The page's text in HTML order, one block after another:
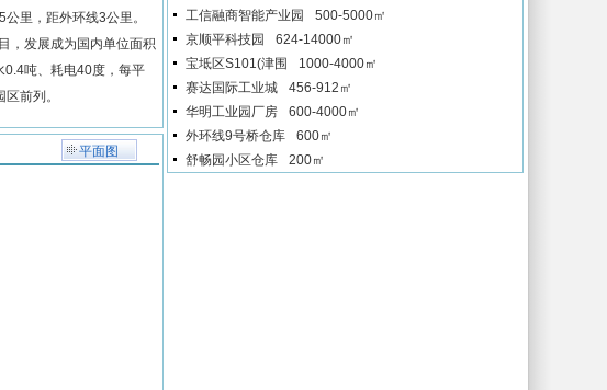
里，距外环线3公里。
，发展成为国内单位面积
0.4吨、耗电40度，每平
前列。
平面图
工信融商智能产业园
500-5000㎡
京顺平科技园
624-14000㎡
宝坻区S101(津围
1000-4000㎡
赛达国际工业城
456-912㎡
华明工业园厂房
600-4000㎡
外环线9号桥仓库
600㎡
舒畅园小区仓库
200㎡